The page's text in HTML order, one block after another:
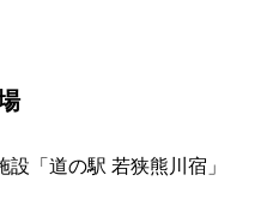
「道の駅 若狭熊川宿」